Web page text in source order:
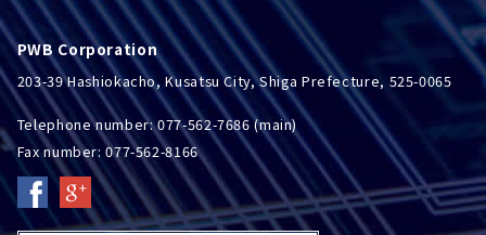
PWB Corporation
203-39 Hashiokacho, Kusatsu City, Shiga Prefecture, 525-0065
Telephone number: 077-562-7686 (main)
Fax number: 077-562-8166